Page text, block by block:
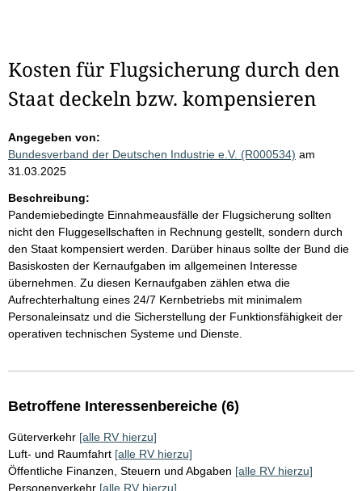
Kosten für Flugsicherung durch den
Staat deckeln bzw. kompensieren
Angegeben von:
Bundesverband der Deutschen Industrie e.V. (R000534) am
31.03.2025
Beschreibung:
Pandemiebedingte Einnahmeausfälle der Flugsicherung sollten
nicht den Fluggesellschaften in Rechnung gestellt, sondern durch
den Staat kompensiert werden. Darüber hinaus sollte der Bund die
Basiskosten der Kernaufgaben im allgemeinen Interesse
übernehmen. Zu diesen Kernaufgaben zählen etwa die
Aufrechterhaltung eines 24/7 Kernbetriebs mit minimalem
Personaleinsatz und die Sicherstellung der Funktionsfähigkeit der
operativen technischen Systeme und Dienste.
Betroffene Interessenbereiche (6)
Güterverkehr [alle RV hierzu]
Luft- und Raumfahrt [alle RV hierzu]
Öffentliche Finanzen, Steuern und Abgaben [alle RV hierzu]
Personenverkehr [alle RV hierzu]